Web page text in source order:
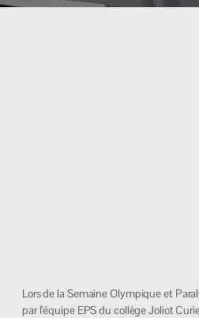
Lors de la Semaine Olympique et
par l’équipe EPS du collège Joliot